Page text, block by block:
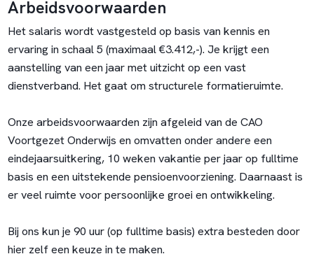
Arbeidsvoorwaarden
Het salaris wordt vastgesteld op basis van kennis en
ervaring in schaal 5 (maximaal €3.412,-). Je krijgt een
aanstelling van een jaar met uitzicht op een vast
dienstverband. Het gaat om structurele formatieruimte.
Onze arbeidsvoorwaarden zijn afgeleid van de CAO
Voortgezet Onderwijs en omvatten onder andere een
eindejaarsuitkering, 10 weken vakantie per jaar op fulltime
basis en een uitstekende pensioenvoorziening. Daarnaast is
er veel ruimte voor persoonlijke groei en ontwikkeling.
Bij ons kun je 90 uur (op fulltime basis) extra besteden door
hier zelf een keuze in te maken.